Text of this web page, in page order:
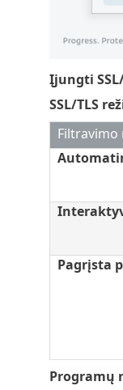
Įjungti
SSL/TLS
Filtravimo
Pagrįsta
Programų